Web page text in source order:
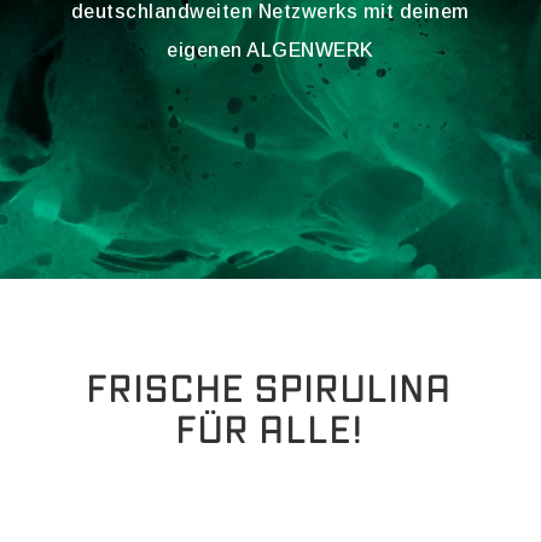
deutschlandweiten Netzwerks mit deinem
eigenen ALGENWERK
FRISCHE SPIRULINA
FÜR ALLE!